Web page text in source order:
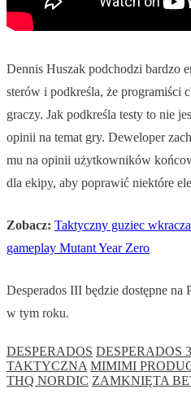
Dennis Huszak podchodzi bardzo
sterów i podkreśla, że programiści
graczy. Jak podkreśla testy to nie
opinii na temat gry. Deweloper
mu na opinii użytkowników
dla ekipy, aby poprawić niektóre
Zobacz: Taktyczny guziec
gameplay Mutant Year Zero
Desperados III będzie dostępne na
w tym roku.
DESPERADOS DESPERADOS 3
TAKTYCZNA MIMIMI
THQ NORDIC ZAMKNIĘTA